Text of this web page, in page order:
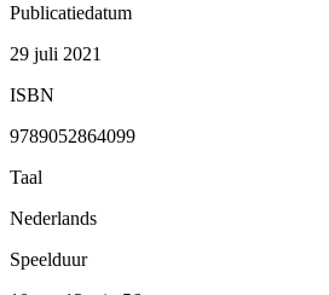
Publicatiedatum
29 juli 2021
ISBN
9789052864099
Taal
Nederlands
Speelduur